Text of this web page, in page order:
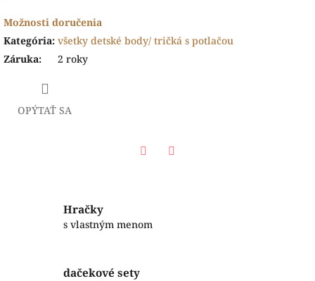
Možnosti doručenia
Kategória: všetky detské body/ tričká s potlačou
Záruka: 2 roky
OPÝTAŤ SA
Hračky
s vlastným menom
dačekové sety